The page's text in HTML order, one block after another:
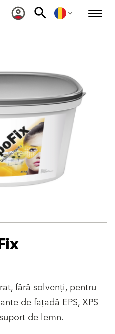
fără solvenți, pentru
de fațadă EPS, XPS
de lemn.